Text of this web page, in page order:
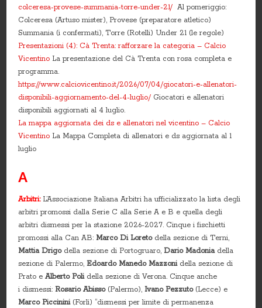
colceresa-provese-summania-torre-under-21/ Al pomeriggio:
Colceresa (Artuso mister), Provese (preparatore atletico)
Summania (i confermati), Torre (Rotelli) Under 21 (le regole)
Presentazioni (4): Cà Trenta: rafforzare la categoria – Calcio
Vicentino La presentazione del Cà Trenta con rosa completa e
programma.
https://www.calciovicentino.it/2026/07/04/giocatori-e-allenatori-
disponibili-aggiornamento-del-4-luglio/ Giocatori e allenatori
disponibili aggiornati al 4 luglio.
La mappa aggiornata dei ds e allenatori nel vicentino – Calcio
Vicentino La Mappa Completa di allenatori e ds aggiornata al 1
luglio
A
Arbitri: L’Associazione Italiana Arbitri ha ufficializzato la lista degli
arbitri promossi dalla Serie C alla Serie A e B e quella degli
arbitri dismessi per la stazione 2026-2027. Cinque i fischietti
promossi alla Can AB:Marco Di Loretodella sezione di Terni,
Mattia Drigodella sezione di Portogruaro,Dario Madoniadella
sezione di Palermo, Edoardo Manedo Mazzonidella sezione di
Prato e Alberto Polidella sezione di Verona. Cinque anche
i dismessi:Rosario Abisso(Palermo),Ivano Pezzuto(Lecce) e
Marco Piccinini(Forlì) “dismessi per limite di permanenza